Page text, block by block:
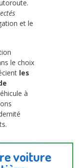
et le
le choix
les
à
voiture